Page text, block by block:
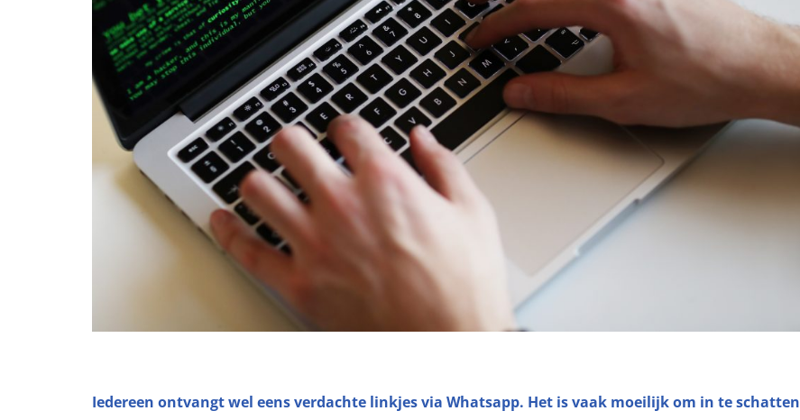
Iedereen ontvangt wel eens verdachte linkjes via Whatsapp. Het is vaak moeilijk om in te schatten